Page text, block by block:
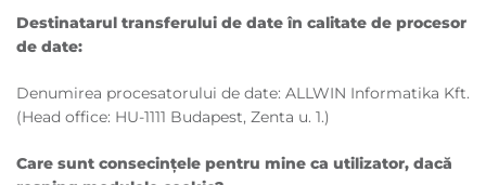
Destinatarul transferului de date în calitate de procesor
de date:
Denumirea procesatorului de date: ALLWIN Informatika Kft.
(Head office: HU-1111 Budapest, Zenta u. 1.)
Care sunt consecințele pentru mine ca utilizator, dacă